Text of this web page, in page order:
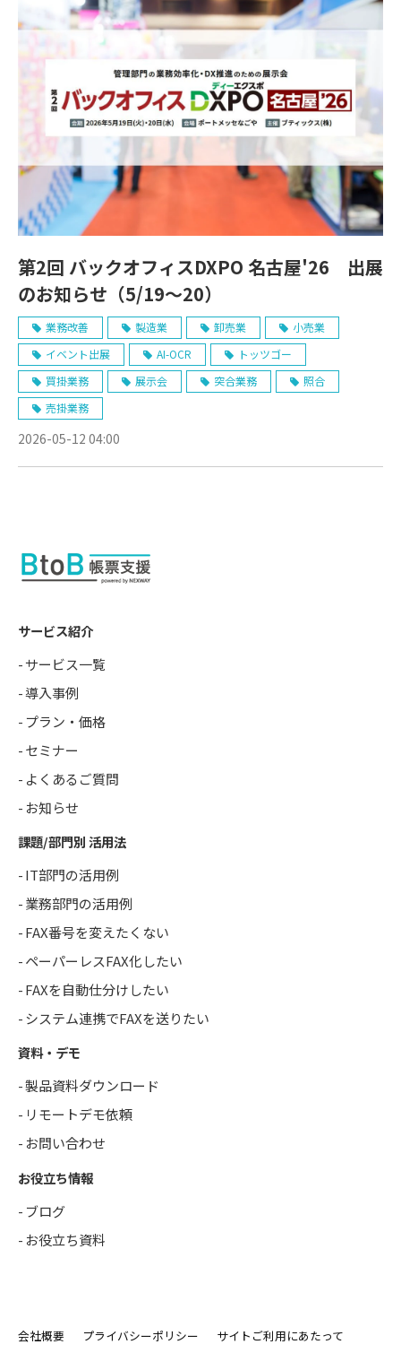
第2回 バックオフィスDXPO 名古屋'26 出展
のお知らせ（5/19～20）
業務改善 製造業 卸売業
小売業
イベント出展
AI-OCR
トッツゴー
買掛業務
展示会 突合業務
照合
売掛業務
2026-05-12 04:00
サービス紹介
サービス一覧
導入事例
プラン・価格
セミナー
よくあるご質問
お知らせ
課題/部門別 活用法
IT部門の活用例
業務部門の活用例
FAX番号を変えたくない
ペーパーレスFAX化したい
FAXを自動仕分けしたい
システム連携でFAXを送りたい
資料・デモ
製品資料ダウンロード
リモートデモ依頼
お問い合わせ
お役立ち情報
ブログ
お役立ち資料
会社概要 プライバシーポリシー サイトご利用にあたって